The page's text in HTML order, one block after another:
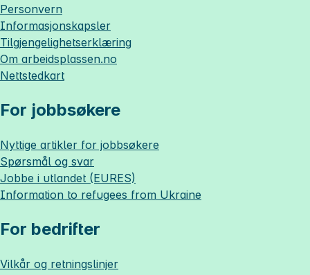
Personvern
Informasjonskapsler
Tilgjengelighetserklæring
Om arbeidsplassen.no
Nettstedkart
For jobbsøkere
Nyttige artikler for jobbsøkere
Spørsmål og svar
Jobbe i utlandet (EURES)
Information to refugees from Ukraine
For bedrifter
Vilkår og retningslinjer